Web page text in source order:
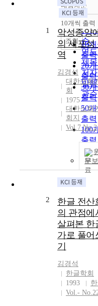
정
순
인
순
연
제
저
발
관순
내림차순
내
10개씩 출력
10
출력
20
출력
30
출력
50
출력
100
출력
조회
1
악성종양
의 세포성
역
김경석
대한소화
회
1975
대한소화
회지
Vol.7 No.2
문
2
한글 전산
의 관점에
살펴본 한
가로 풀어
기
김경석
한글학회
1993
Vol.-